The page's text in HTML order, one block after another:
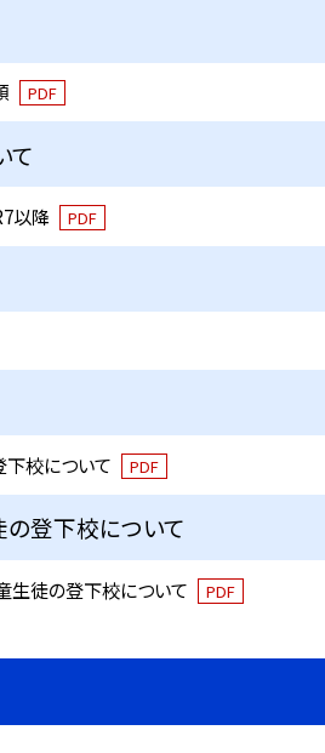
PDF
て
以降 PDF
校について PDF
登下校について
生徒の登下校について PDF